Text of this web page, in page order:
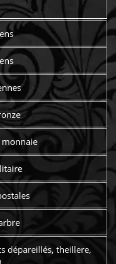
monnaie
dépareillés, theillere,